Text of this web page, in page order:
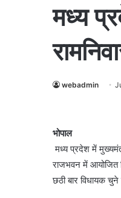
मध्य
webadmin
भोपाल
मध्य प्रदेश में
राजभवन में आयोजित
छठी बार विधायक